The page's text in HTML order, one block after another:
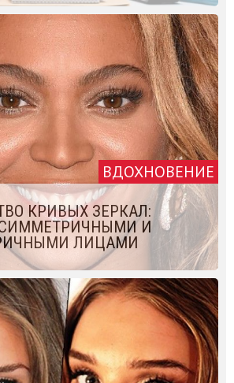
ВДОХНОВЕНИЕ
КРИВЫХ ЗЕРКАЛ:
И
ЛИЦАМИ